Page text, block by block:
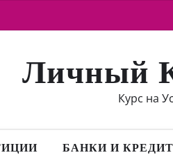
Личный
Курс на
БАНКИ И